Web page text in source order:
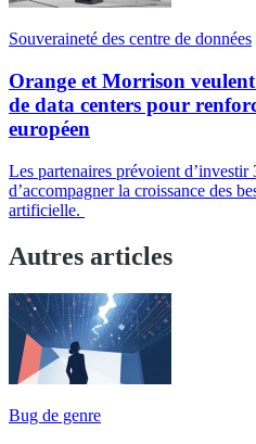
Souveraineté des centre de données
Orange et Morrison
de data centers pour
européen
Les partenaires prévoient d’investir
d’accompagner la croissance des
artificielle.
Autres articles
Bug de genre